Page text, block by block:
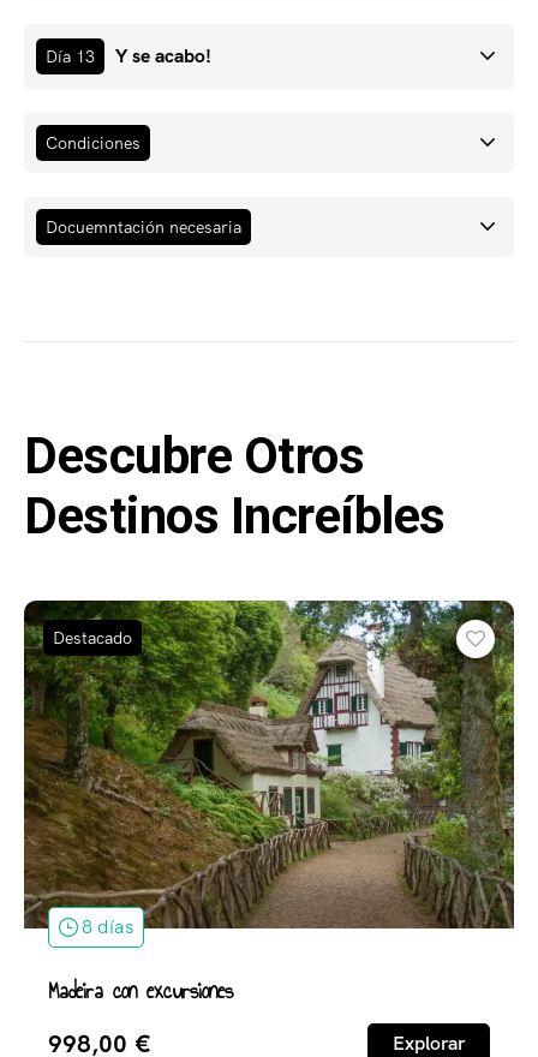
Día 13 Y se acabo!
Condiciones
Docuemntación necesaria
Descubre Otros
Destinos Increíbles
Destacado
8 días
Madeira con excursiones
998,00 € Explorar